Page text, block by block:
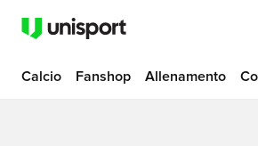
Calcio Fanshop Allenamento